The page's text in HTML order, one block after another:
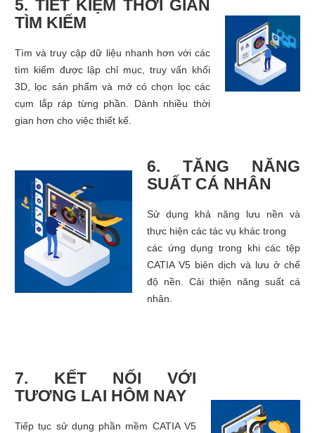
5. TIẾT KIỆM THỜI GIAN
TÌM KIẾM
Tìm và truy cập dữ liệu nhanh hơn với các
tìm kiếm được lập chỉ mục, truy vấn khối
3D, lọc sản phẩm và mở có chọn lọc các
cụm lắp ráp từng phần. Dành nhiều thời
gian hơn cho việc thiết kế.
6. TĂNG NĂNG
SUẤT CÁ NHÂN
Sử dụng khả năng lưu nền và
thực hiện các tác vụ khác trong
các ứng dụng trong khi các tệp
CATIA V5 biên dịch và lưu ở chế
độ nền. Cải thiện năng suất cá
nhân.
7. KẾT NỐI VỚI
TƯƠNG LAI HÔM NAY
Tiếp tục sử dụng phần mềm CATIA V5